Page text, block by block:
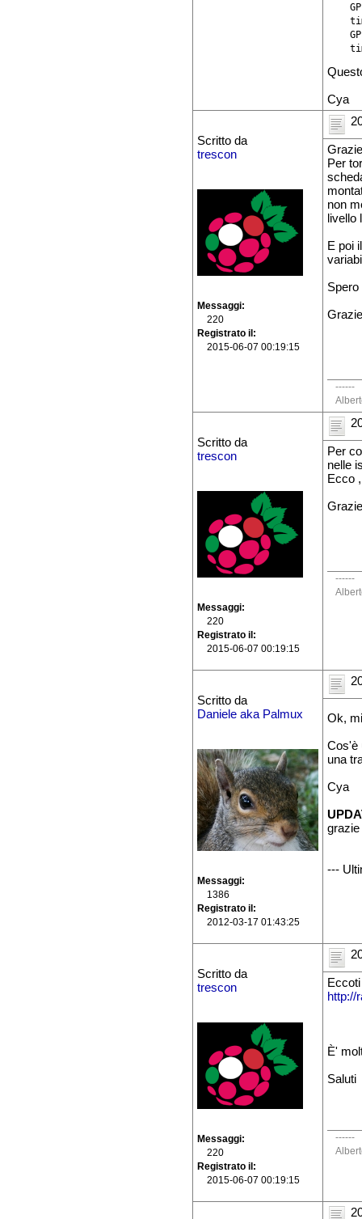
Cya
Scritto da
trescon
Messaggi
220
Registrato il
2015-06-07 00:19:15
Per
non
E poi
Spero
------
Scritto da
trescon
Messaggi
220
Registrato il
2015-06-07 00:19:15
Per
nelle
Ecco
Grazie
------
Scritto da
Daniele aka Palmux
Messaggi
1386
Registrato il
2012-03-17 01:43:25
Ok,
Cos'è
una
Cya
grazie
---
Scritto da
trescon
Messaggi
220
Registrato il
2015-06-07 00:19:15
http://
È'
Saluti
------